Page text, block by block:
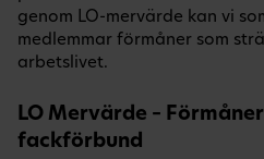
genom LO-mervärde kan vi
medlemmar förmåner som
arbetslivet.
LO Mervärde –
fackförbund